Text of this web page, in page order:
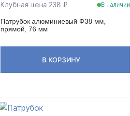
Клубная цена 238 ₽ В наличии
Патрубок алюминиевый Ф38 мм,
прямой, 76 мм
В КОРЗИНУ